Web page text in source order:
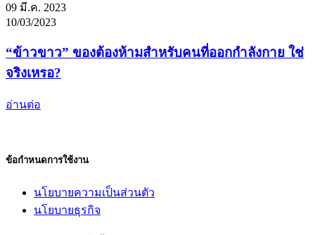
09 มี.ค. 2023
10/03/2023
“ข้าวขาว” ของต้องห้ามสำหรับคนที่ออกกำลังกาย ใช่
จริงเหรอ?
อ่านต่อ
ข้อกำหนดการใช้งาน
นโยบายความเป็นส่วนตัว
นโยบายธุรกิจ